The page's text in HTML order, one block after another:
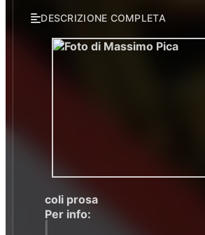
DESCRIZIONE COMPLETA
coli prosa
Per info: